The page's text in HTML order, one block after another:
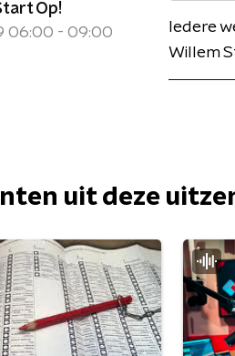
Op!
06:00 - 09:00
Iedere
Willem
uit deze